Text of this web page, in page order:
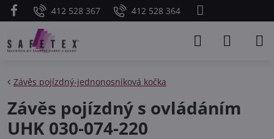
412 528 367 412 528 364
Závěs pojízdný-jednonosníková kočka
Závěs pojízdný s ovládáním
UHK 030-074-220